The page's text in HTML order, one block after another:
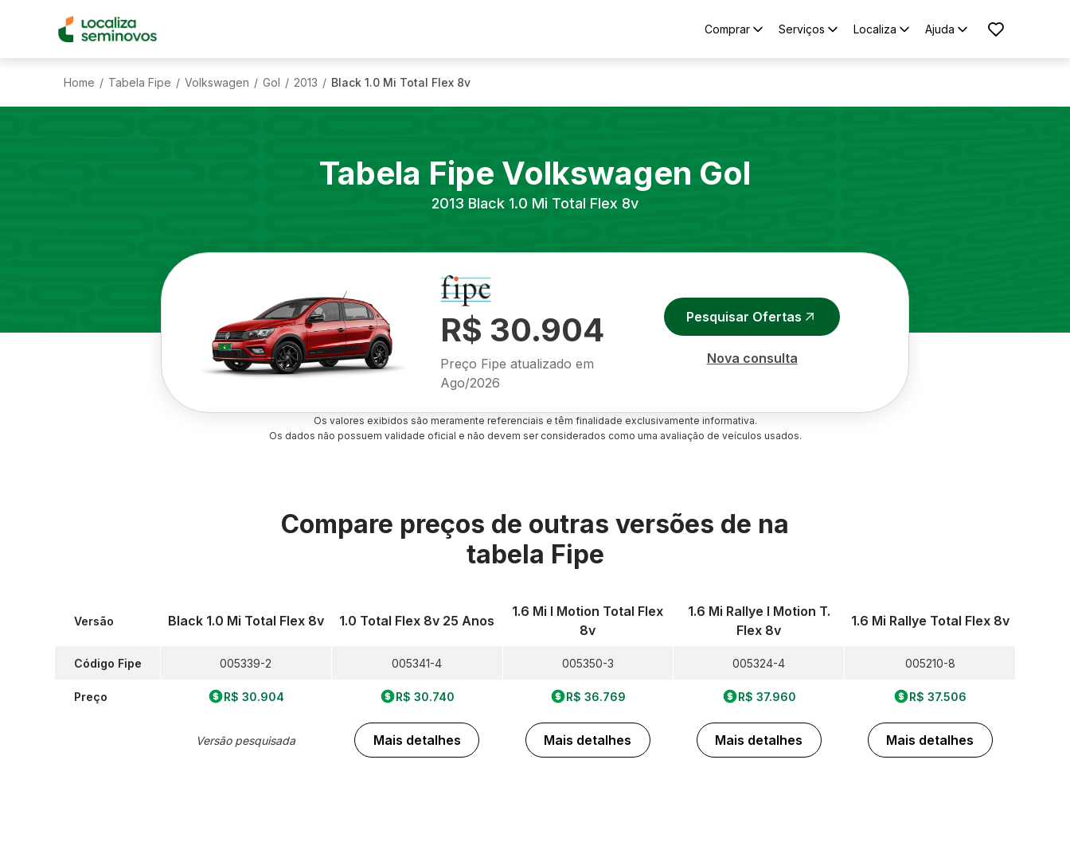
Comprar Serviços Localiza Ajuda
Home / Tabela Fipe / Volkswagen / Gol / 2013 / Black 1.0 Mi Total Flex 8v
Tabela Fipe Volkswagen Gol
2013 Black 1.0 Mi Total Flex 8v
R$ 30.904
Preço Fipe atualizado em
Ago/2026
Pesquisar Ofertas
Nova consulta
Os valores exibidos são meramente referenciais e têm finalidade exclusivamente informativa.
Os dados não possuem validade oficial e não devem ser considerados como uma avaliação de veículos usados.
Compare preços de outras versões de na
tabela Fipe
Versão
Código Fipe
Preço
Black 1.0 Mi Total Flex 8v
005339-2
R$ 30.904
Versão pesquisada
1.0 Total Flex 8v 25 Anos
005341-4
R$ 30.740
Mais detalhes
1.6 Mi I Motion Total Flex
8v
005350-3
R$ 36.769
Mais detalhes
1.6 Mi Rallye I Motion T.
Flex 8v
005324-4
R$ 37.960
Mais detalhes
1.6 Mi Rallye Total Flex 8v
005210-8
R$ 37.506
Mais detalhes